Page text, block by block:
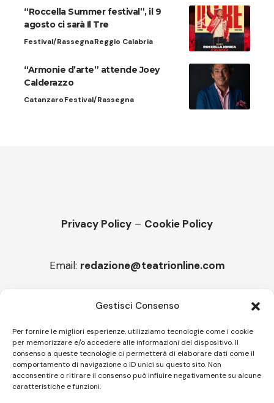
Gestisci Consenso
Per fornire le migliori esperienze, utilizziamo tecnologie come i cookie
per memorizzare e/o accedere alle informazioni del dispositivo. Il
consenso a queste tecnologie ci permetterà di elaborare dati come il
comportamento di navigazione o ID unici su questo sito. Non
acconsentire o ritirare il consenso può influire negativamente su alcune
caratteristiche e funzioni.
“Roccella Summer festival”, il 9
agosto ci sarà Il Tre
Festival/RassegnaReggio Calabria
“Armonie d’arte” attende Joey
Calderazzo
CatanzaroFestival/Rassegna
Privacy Policy – Cookie Policy
Email: redazione@teatrionline.com
“Cico festival! Oltre 1500 spettatori a Filadelfia